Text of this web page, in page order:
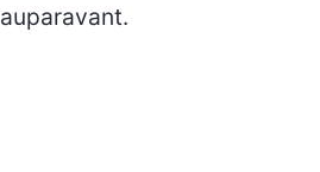
auparavant.